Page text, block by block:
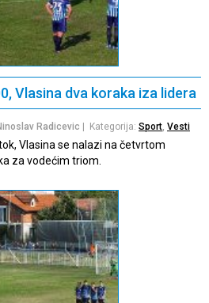
Vlasina dva koraka iza lidera
Radicevic | Kategorija: Sport, Vesti
Vlasina se nalazi na četvrtom
za vodećim triom.